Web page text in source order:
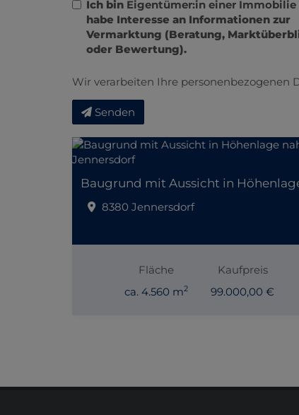
Ich bin Eigentümer:in einer Immobilie
habe Interesse an Informationen zur
Vermarktung (Beratung,
oder Bewertung).
Wir verarbeiten Ihre personenbezogenen
Senden
8380 Jennersdorf
Fläche
ca. 4.560 m2
Kaufpreis
99.000,00 €